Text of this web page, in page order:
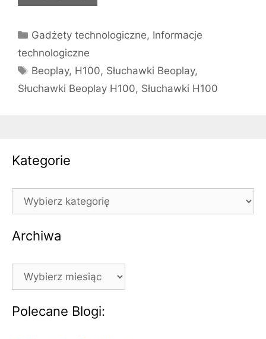
Kategorie
Gadżety technologiczne, Informacje
technologiczne
Tagi
Beoplay, H100, Słuchawki Beoplay,
Słuchawki Beoplay H100, Słuchawki H100
Kategorie
Kategorie
Archiwa
Archiwa
Polecane Blogi: